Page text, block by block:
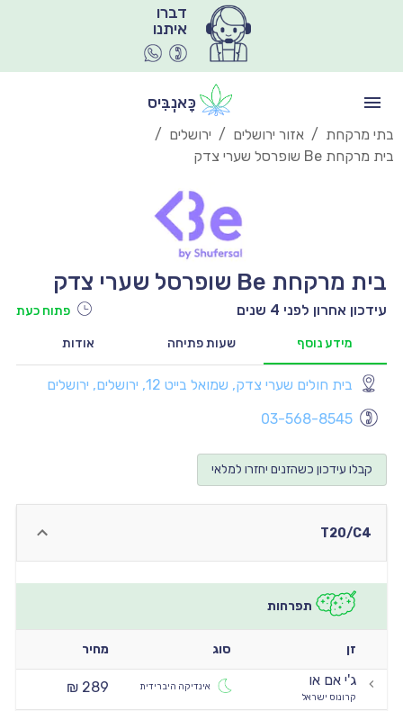
איתנו
כָּאנְבִּיס
בתי מרקחת / אזור ירושלים / ירושלים /
בית מרקחת Be שופרסל שערי צדק
בית מרקחת Be שופרסל שערי צדק
עידכון אחרון לפני 4 שנים פתוח כעת
מידע נוסף שעות פתיחה אודות
בית חולים שערי צדק, שמואל בייט 12, ירושלים, ירושלים
03-568-8545
קבלו עידכון כשהזנים יחזרו למלאי
T20/C4
תפרחות
זן סוג מחיר
ג'י אם או
קרונוס ישראל
אינדיקה היברידית
289 ₪